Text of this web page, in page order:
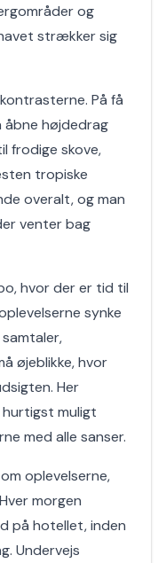
og
strækker sig
På få
åbne højdedrag
frodige skove,
tropiske
overalt, og man
venter bag
hvor der er tid til
synke
øjeblikke, hvor
Her
muligt
med alle sanser.
oplevelserne,
morgen
på hotellet, inden
Undervejs